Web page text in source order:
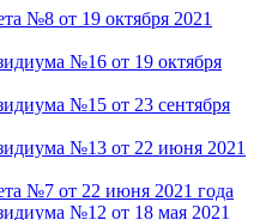
№8 от 19 октября 2021
№16 от 19 октября
№15 от 23 сентября
№13 от 22 июня 2021
№7 от 22 июня 2021 года
№12 от 18 мая 2021